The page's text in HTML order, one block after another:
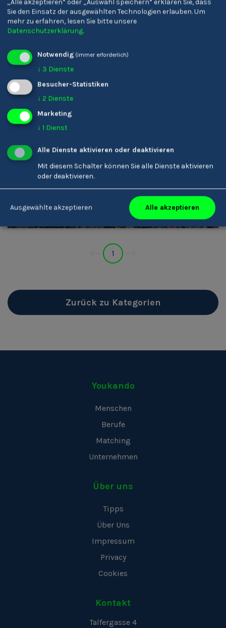
Supply Chain Manager/-in
Transportmanager/-in
1
Zurück zu Kategorien
Youkando
Menschen
Berufe
Matching
Unternehmen
Über uns
Tipps
Über Uns
Impressum
Privacy
Cookies
Kontakt
Talfergasse 4
„Alle akzeptieren“ oder „Auswahl speichern“ erklären Sie, dass
Sie den Einsatz der ausgewählten Technologien erlauben.Um
mehr zu erfahren, lesen Sie bitte unsere
Datenschutzerklärung.
Notwendig (immer erforderlich)
↓ 3 Dienste
Besucher-Statistiken
↓ 2 Dienste
Marketing
↓ 1 Dienst
Alle Dienste aktivieren oder deaktivieren
Mit diesem Schalter können Sie alle Dienste aktivieren
oder deaktivieren.
Ausgewählte akzeptieren Alle akzeptieren